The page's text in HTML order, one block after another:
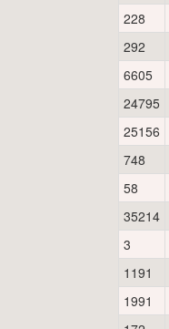
228
292
6605
24795
25156
748
58
35214
3
1191
1991